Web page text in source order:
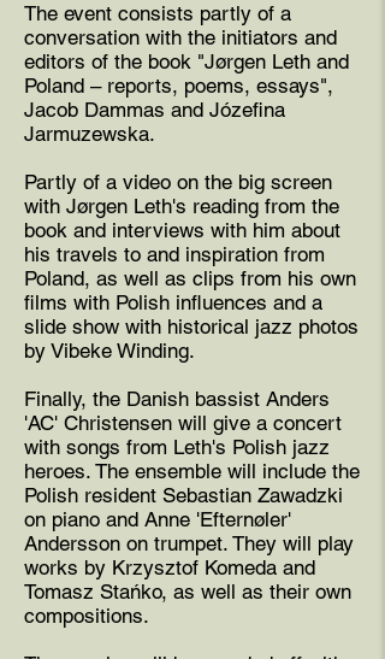
The event consists partly of a
conversation with the initiators and
editors of the book "Jørgen Leth and
Poland – reports, poems, essays",
Jacob Dammas and Józefina
Jarmuzewska.
Partly of a video on the big screen
with Jørgen Leth's reading from the
book and interviews with him about
his travels to and inspiration from
Poland, as well as clips from his own
films with Polish influences and a
slide show with historical jazz photos
by Vibeke Winding.
Finally, the Danish bassist Anders
'AC' Christensen will give a concert
with songs from Leth's Polish jazz
heroes. The ensemble will include the
Polish resident Sebastian Zawadzki
on piano and Anne 'Efternøler'
Andersson on trumpet. They will play
works by Krzysztof Komeda and
Tomasz Stańko, as well as their own
compositions.